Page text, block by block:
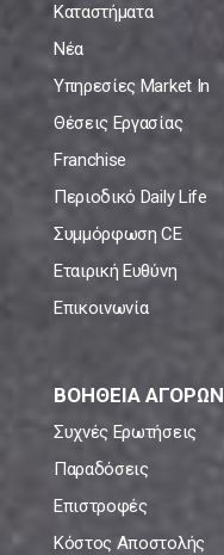
Καταστήματα
Νέα
Υπηρεσίες Market In
Θέσεις Εργασίας
Franchise
Περιοδικό Daily Life
Συμμόρφωση CE
Εταιρική Ευθύνη
Επικοινωνία
ΒΟΗΘΕΙΑ ΑΓΟΡΩΝ
Συχνές Ερωτήσεις
Παραδόσεις
Επιστροφές
Κόστος Αποστολής